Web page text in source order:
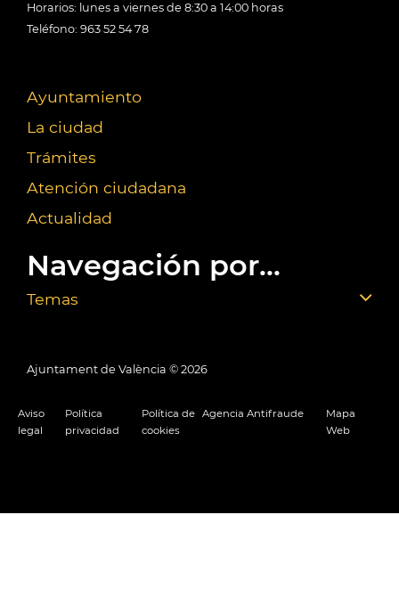
Horarios: lunes a viernes de 8:30 a 14:00 horas
Teléfono: 963 52 54 78
Ayuntamiento
La ciudad
Trámites
Atención ciudadana
Actualidad
Navegación por...
Temas
Ajuntament de València © 2026
Aviso
legal
Política
privacidad
Política de
cookies
Agencia Antifraude
Mapa
Web